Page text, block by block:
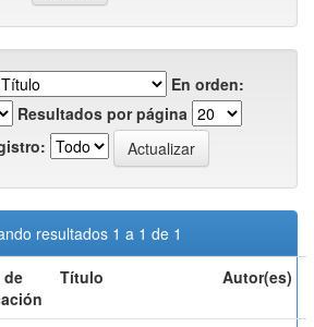
En orden:
Resultados por página
resultados 1 a 1 de 1
de
Título Autor(es)